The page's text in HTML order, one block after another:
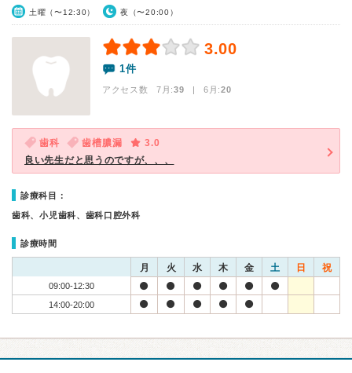
土曜（〜12:30） 夜（〜20:00）
3.00
1件
アクセス数 7月:39 | 6月:20
歯科 歯槽膿漏
3.0
良い先生だと思うのですが、、、
診療科目：
歯科、小児歯科、歯科口腔外科
診療時間
月 火 水 木 金 土 日 祝
09:00-12:30
14:00-20:00